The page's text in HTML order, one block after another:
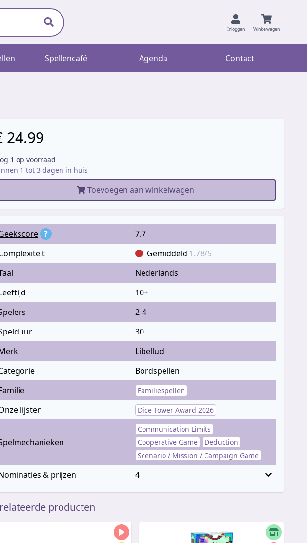
Inloggen Winkelwagen
Spellencafé Agenda Contact
24.99
1 op voorraad
1 tot 3 dagen in huis
Toevoegen aan winkelwagen
?
7.7
Gemiddeld 1.78/5
Nederlands
10+
2-4
30
Libellud
Bordspellen
Familiespellen
lijsten Dice Tower Award 2026
Communication Limits
Cooperative Game
Deduction
Scenario / Mission / Campaign Game
& prijzen 4
producten